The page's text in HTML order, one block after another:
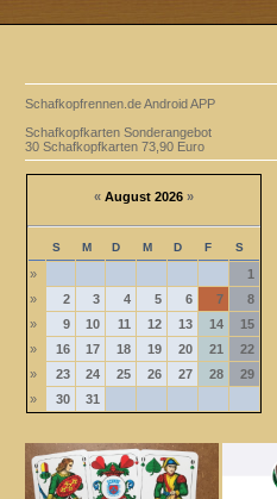
Schafkopfrennen.de Android APP
Schafkopfkarten Sonderangebot
30 Schafkopfkarten 73,90 Euro
« August 2026 »
S M D M D F S
»
1
»
2 3 4 5 6 7
8
»
9 10 11 12 13 14
15
»
16 17 18 19 20 21
22
»
23 24 25 26 27 28
29
»
30 31